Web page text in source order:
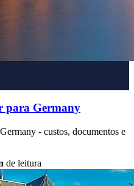
para Germany
- custos, documentos e
de leitura